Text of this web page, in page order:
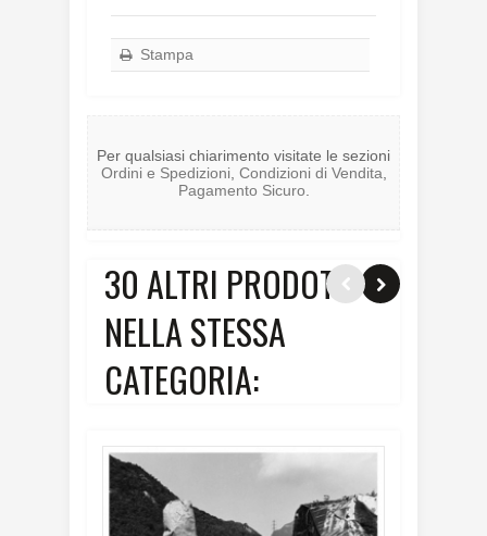
Stampa
Per qualsiasi chiarimento visitate le sezioni
Ordini e Spedizioni, Condizioni di Vendita,
Pagamento Sicuro.
30 ALTRI PRODOTTI
NELLA STESSA
CATEGORIA: